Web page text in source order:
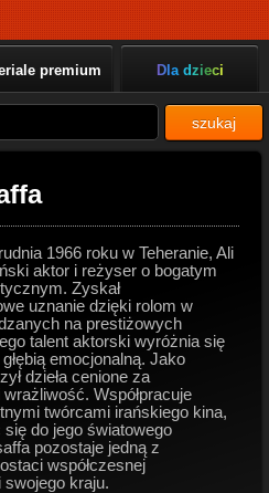
premium Dla dzieci
szukaj
1966 roku w Teheranie, Ali
aktor i reżyser o bogatym
Zyskał
uznanie dzięki rolom w
na prestiżowych
talent aktorski wyróżnia się
emocjonalną. Jako
dzieła cenione za
Współpracuje
twórcami irańskiego kina,
do jego światowego
pozostaje jedną z
współczesnej
swojego kraju.